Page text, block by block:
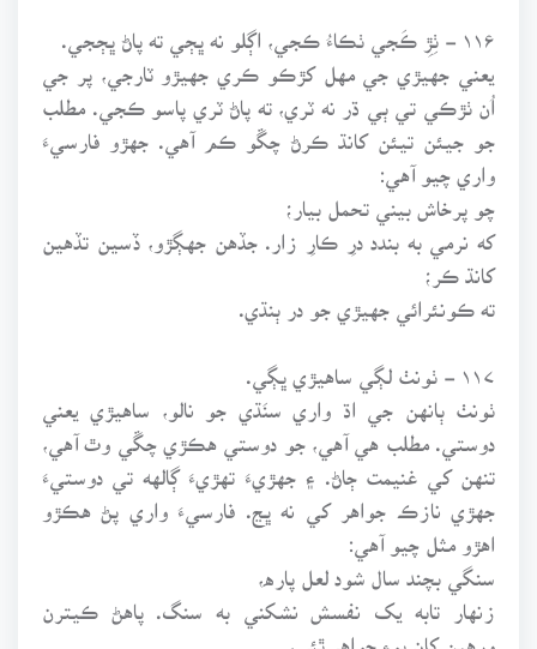
يعني جهيڙي جي مهل کڙڪو ڪري جهيڙو ٽارجي، پر جي
اُن ٺڙڪي تي ٻي ڌر نه ٽري، ته پاڻ ٽري پاسو ڪجي. مطلب
جو جيئن تيئن کانڌ ڪرڻ چڱو ڪم آهي. جهڙو فارسيءَ
واري چيو آهي:
چو پرخاش بيني تحمل بيار؛
که نرمي به بندد درِ ڪارِ زار. جڏهن جهڳڙو، ڏسين تڏهين
کانڌ ڪر؛
ته ڪونئرائي جهيڙي جو در ٻنڌي.
ٺونٺ ٻانهن جي اڌ واري سنَڌي جو نالو، ساهيڙي يعني
دوستي. مطلب هي آهي، جو دوستي هڪڙي چڱي وٿ آهي،
تنهن کي غنيمت ڄاڻ. ۽ جهڙيءَ تهڙيءَ ڳالهه تي دوستيءَ
جهڙي نازڪ جواهر کي نه ڀڃ. فارسيءَ واري پڻ هڪڙو
اهڙو مثل چيو آهي:
سنگي بچند سال شود لعل پاره،
زنهار تابه يک نفسش نشکني به سنگ. پاهڻ ڪيترن
ورهين کان پوءِ جواهر ٿئي،